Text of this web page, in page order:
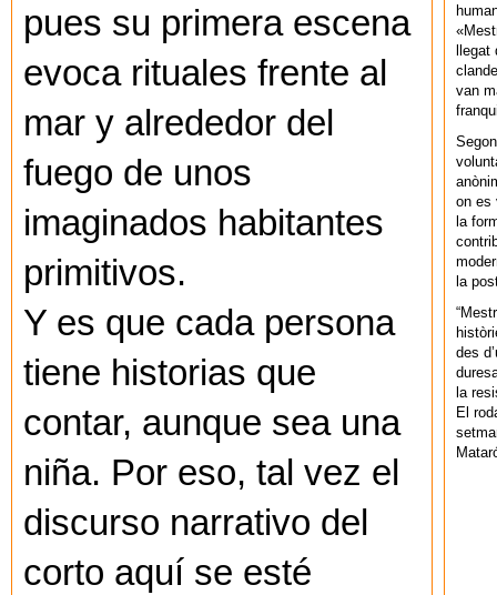
pues su primera escena
evoca rituales frente al
mar y alrededor del
fuego de unos
imaginados habitantes
primitivos.
Y es que cada persona
tiene historias que
contar, aunque sea una
niña. Por eso, tal vez el
discurso narrativo del
corto aquí se esté
van
on es
la
la
des
la
El